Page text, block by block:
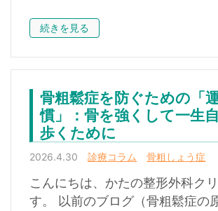
続きを見る
骨粗鬆症を防ぐための「
慣」：骨を強くして一生
歩くために
2026.4.30 診療コラム 骨粗しょう症
こんにちは、かたの整形外科ク
す。 以前のブログ（骨粗鬆症